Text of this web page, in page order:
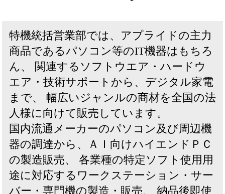
特機統括営業部では、アプライドの主力
商品であるパソコン等のIT機器はもちろ
ん、
関連するソフトウエア・ハードウ
エア・技術サポートから、デジタル家電
まで、
幅広いジャンルの商材を全国の法
人様に向けて販売しています。
国内流通メーカーのパソコン及び周辺機
器の調達から、ＡＩ向けハイエンドＰＣ
の製造販売、
各業種の特定ソフト使用用
途に対応するワークステーション・サー
バー・専門機の製造・販売、
納品後即使